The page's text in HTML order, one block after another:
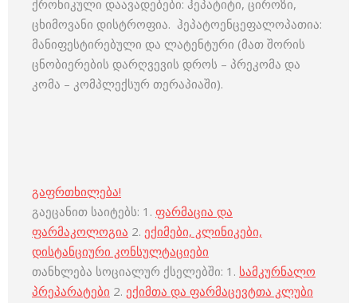
ქრონიკული დაავადებები: ჰეპატიტი, ციროზი,
ცხიმოვანი დისტროფია. ჰეპატოენცეფალოპათია:
მანიფესტირებული და ლატენტური (მათ შორის
ცნობიერების დარღვევის დროს – პრეკომა და
კომა – კომპლექსურ თერაპიაში).
გაფრთხილება!
გაეცანით საიტებს: 1. ფარმაცია და
ფარმაკოლოგია 2. ექიმები, კლინიკები,
დისტანციური კონსულტაციები
თანხლება სოციალურ ქსელებში: 1. სამკურნალო
პრეპარატები 2. ექიმთა და ფარმაცევტთა კლუბი